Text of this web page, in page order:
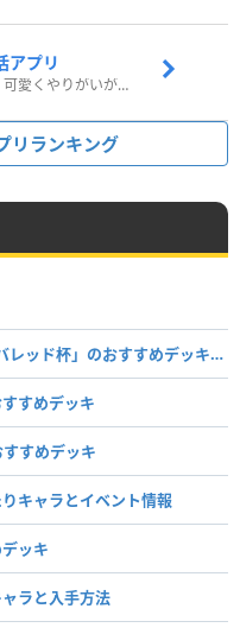
アプリ
ペットを育ってポイ活しよう！可愛くやりがいがある新感覚アプリ
リランキング
8月カップ戦「ハッピーブラッドバレッド杯」のおすすめデッキと報酬
すめデッキ
すめデッキ
キャラとイベント情報
ッキ
ラと入手方法